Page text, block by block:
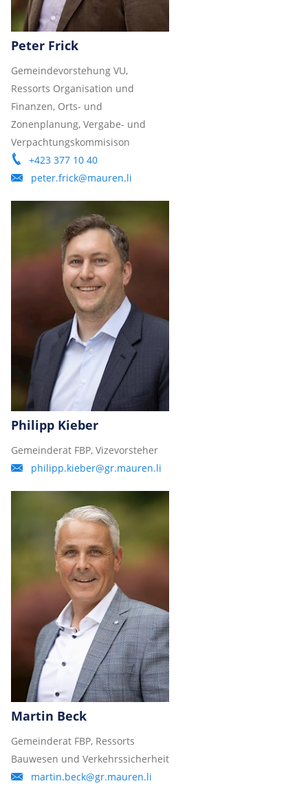
Peter Frick
Gemeindevorstehung VU,
Ressorts Organisation und
Finanzen, Orts- und
Zonenplanung, Vergabe- und
Verpachtungskommisison
+423 377 10 40
peter.frick@mauren.li
Philipp Kieber
Gemeinderat FBP, Vizevorsteher
philipp.kieber@gr.mauren.li
Martin Beck
Gemeinderat FBP, Ressorts
Bauwesen und Verkehrssicherheit
martin.beck@gr.mauren.li